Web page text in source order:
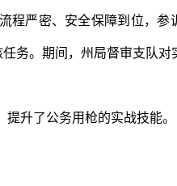
程严密、安全保障到位，参
务。期间，州局督审支队对
升了公务用枪的实战技能。